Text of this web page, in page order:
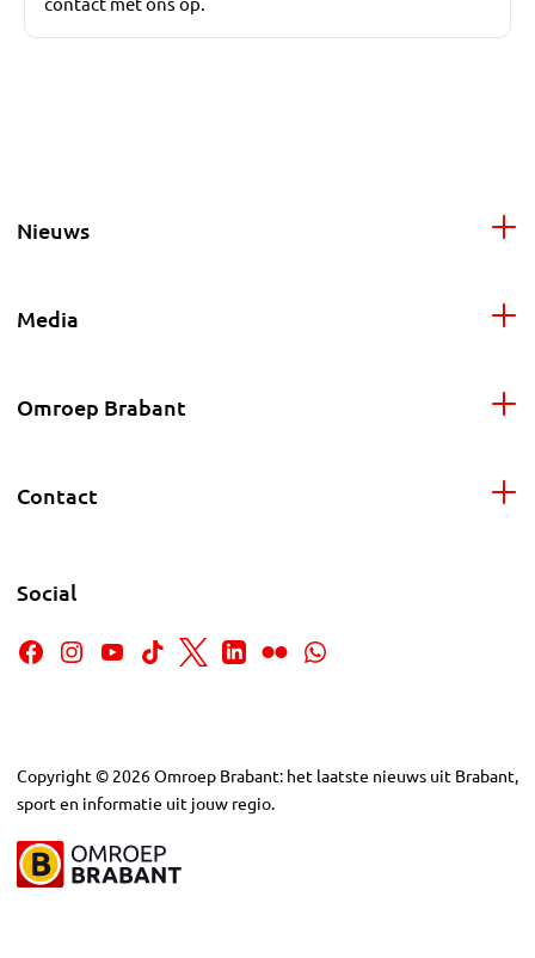
Nieuws
Media
Omroep Brabant
Contact
Social
Copyright © 2026Omroep Brabant: het laatste nieuws uit Brabant,
sport en informatie uit jouw regio.